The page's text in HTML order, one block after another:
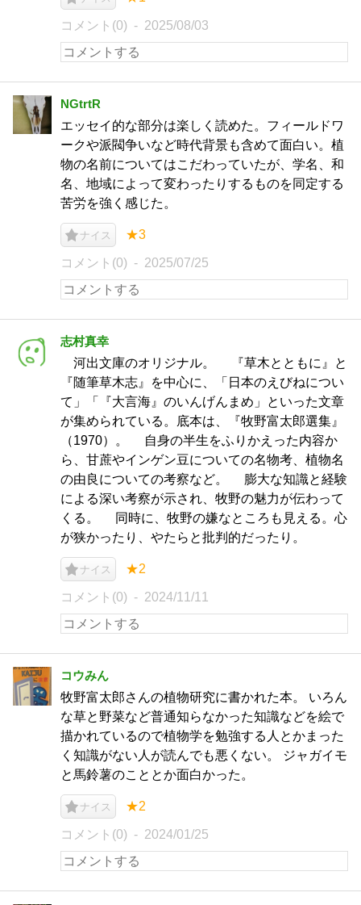
コメント(0) 2025/08/03
NGtrtR
エッセイ的な部分は楽しく読めた。フィールドワ
ークや派閥争いなど時代背景も含めて面白い。植
物の名前についてはこだわっていたが、学名、和
名、地域によって変わったりするものを同定する
苦労を強く感じた。
ナイス ★3
コメント(0) 2025/07/25
志村真幸
河出文庫のオリジナル。 『草木とともに』と
『随筆草木志』を中心に、「日本のえびねについ
て」「『大言海』のいんげんまめ」といった文章
が集められている。底本は、『牧野富太郎選集』
（1970）。 自身の半生をふりかえった内容か
ら、甘蔗やインゲン豆についての名物考、植物名
の由良についての考察など。 膨大な知識と経験
による深い考察が示され、牧野の魅力が伝わって
くる。 同時に、牧野の嫌なところも見える。心
が狭かったり、やたらと批判的だったり。
ナイス ★2
コメント(0) 2024/11/11
コウみん
牧野富太郎さんの植物研究に書かれた本。 いろん
な草と野菜など普通知らなかった知識などを絵で
描かれているので植物学を勉強する人とかまった
く知識がない人が読んでも悪くない。 ジャガイモ
と馬鈴薯のこととか面白かった。
ナイス ★2
コメント(0) 2024/01/25